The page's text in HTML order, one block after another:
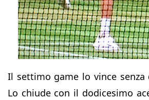
Il settimo game lo vince senza
Lo chiude con il dodicesimo